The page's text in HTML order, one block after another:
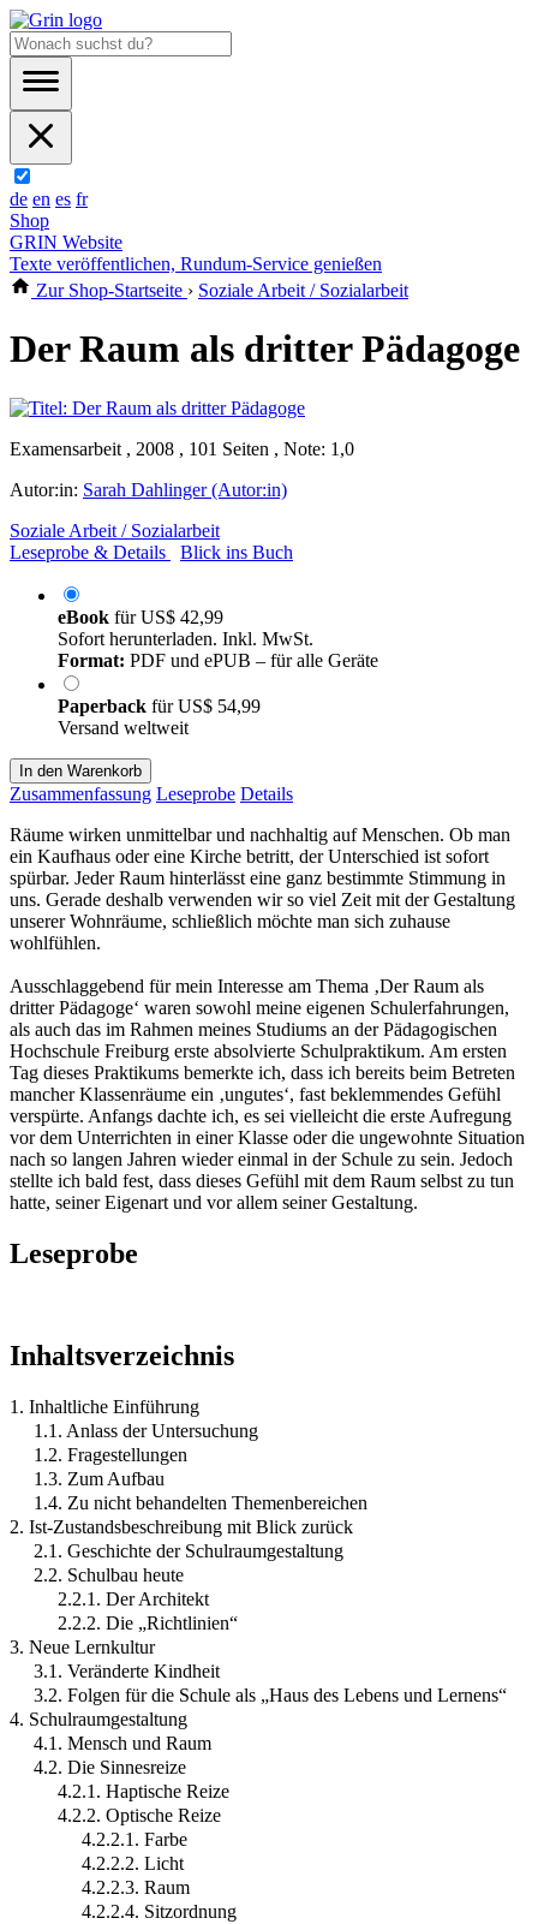
de en es fr
Shop
GRIN Website
Texte veröffentlichen, Rundum-Service genießen
Zur Shop-Startseite › Soziale Arbeit / Sozialarbeit
Der Raum als dritter Pädagoge
Examensarbeit , 2008 , 101 Seiten , Note: 1,0
Autor:in: Sarah Dahlinger (Autor:in)
Soziale Arbeit / Sozialarbeit
Leseprobe & Details
Blick ins Buch
eBook fürUS$ 42,99
Sofort herunterladen. Inkl. MwSt.
Format: PDF und ePUB – für alle Geräte
Paperback fürUS$ 54,99
Versand weltweit
In den Warenkorb
Zusammenfassung Leseprobe Details
Räume wirken unmittelbar und nachhaltig auf Menschen. Ob man
ein Kaufhaus oder eine Kirche betritt, der Unterschied ist sofort
spürbar. Jeder Raum hinterlässt eine ganz bestimmte Stimmung in
uns. Gerade deshalb verwenden wir so viel Zeit mit der Gestaltung
unserer Wohnräume, schließlich möchte man sich zuhause
wohlfühlen.
Ausschlaggebend für mein Interesse am Thema ‚Der Raum als
dritter Pädagoge‘ waren sowohl meine eigenen Schulerfahrungen,
als auch das im Rahmen meines Studiums an der Pädagogischen
Hochschule Freiburg erste absolvierte Schulpraktikum. Am ersten
Tag dieses Praktikums bemerkte ich, dass ich bereits beim Betreten
mancher Klassenräume ein ‚ungutes‘, fast beklemmendes Gefühl
verspürte. Anfangs dachte ich, es sei vielleicht die erste Aufregung
vor dem Unterrichten in einer Klasse oder die ungewohnte Situation
nach so langen Jahren wieder einmal in der Schule zu sein. Jedoch
stellte ich bald fest, dass dieses Gefühl mit dem Raum selbst zu tun
hatte, seiner Eigenart und vor allem seiner Gestaltung.
Leseprobe
Inhaltsverzeichnis
1. Inhaltliche Einführung
1.1. Anlass der Untersuchung
1.2. Fragestellungen
1.3. Zum Aufbau
1.4. Zu nicht behandelten Themenbereichen
2. Ist-Zustandsbeschreibung mit Blick zurück
2.1. Geschichte der Schulraumgestaltung
2.2. Schulbau heute
2.2.1. Der Architekt
2.2.2. Die „Richtlinien“
3. Neue Lernkultur
3.1. Veränderte Kindheit
3.2. Folgen für die Schule als „Haus des Lebens und Lernens“
4. Schulraumgestaltung
4.1. Mensch und Raum
4.2. Die Sinnesreize
4.2.1. Haptische Reize
4.2.2. Optische Reize
4.2.2.1. Farbe
4.2.2.2. Licht
4.2.2.3. Raum
4.2.2.4. Sitzordnung